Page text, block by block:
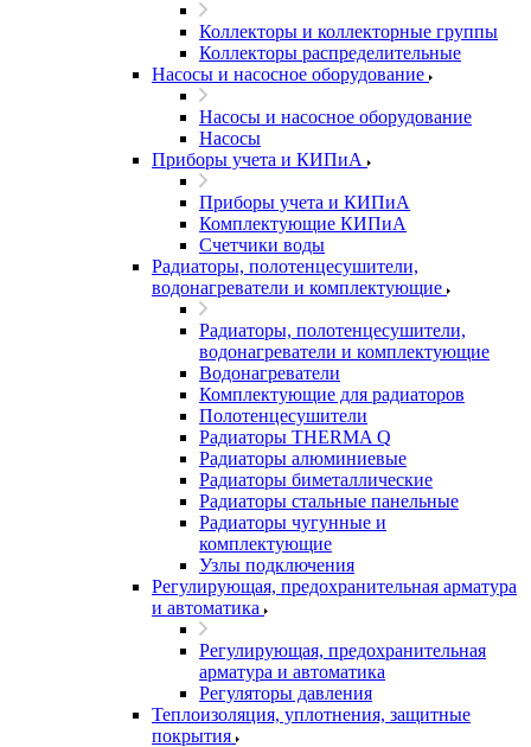
Коллекторы и коллекторные группы
Коллекторы распределительные
Насосы и насосное оборудование
Насосы и насосное оборудование
Насосы
Приборы учета и КИПиА
Приборы учета и КИПиА
Комплектующие КИПиА
Счетчики воды
Радиаторы, полотенцесушители,
водонагреватели и комплектующие
Радиаторы, полотенцесушители,
водонагреватели и комплектующие
Водонагреватели
Комплектующие для радиаторов
Полотенцесушители
Радиаторы THERMA Q
Радиаторы алюминиевые
Радиаторы биметаллические
Радиаторы стальные панельные
Радиаторы чугунные и
комплектующие
Узлы подключения
Регулирующая, предохранительная арматура
и автоматика
Регулирующая, предохранительная
арматура и автоматика
Регуляторы давления
Теплоизоляция, уплотнения, защитные
покрытия